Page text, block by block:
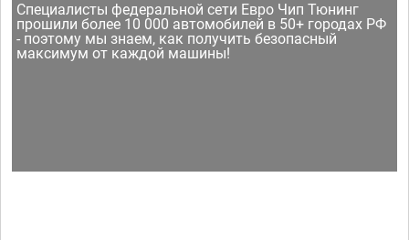
Специалисты федеральной сети Евро Чип Тюнинг
прошили более 10 000 автомобилей в 50+ городах РФ
- поэтому мы знаем, как получить безопасный
максимум от каждой машины!